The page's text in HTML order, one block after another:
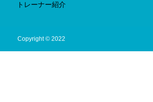
トレーナー紹介
Copyright © 2022